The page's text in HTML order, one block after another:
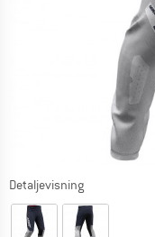
Detaljevisning